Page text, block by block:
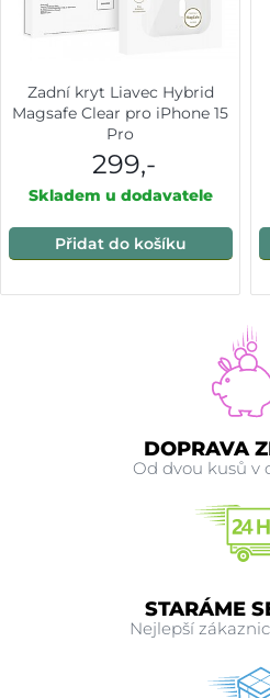
Zadní kryt Liavec Hybrid
Magsafe Clear pro iPhone 15
Pro
299,-
Skladem u dodavatele
Přidat do košíku
DOPRAVA
Od dvou kusů v
STARÁME
Nejlepší